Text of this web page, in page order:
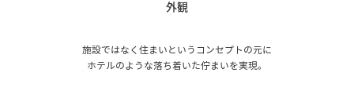
外観
施設ではなく住まいというコンセプトの元に
ホテルのような落ち着いた佇まいを実現。